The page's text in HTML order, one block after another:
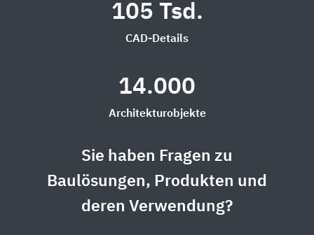
105 Tsd.
CAD-Details
14.000
Architekturobjekte
Sie haben Fragen zu
Baulösungen, Produkten und
deren Verwendung?